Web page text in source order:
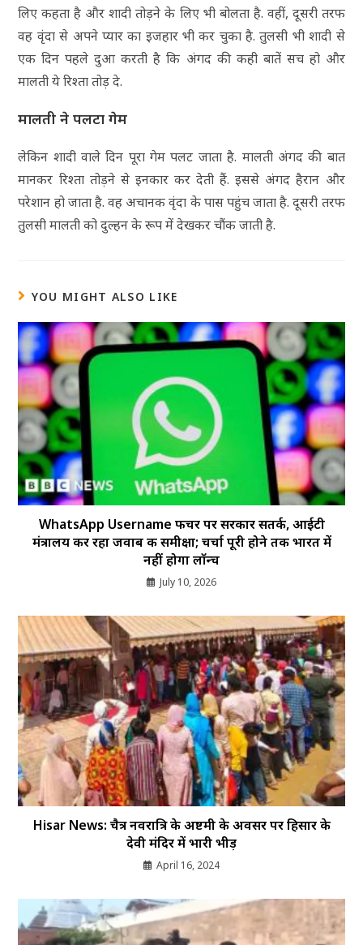
लिए कहता है और शादी तोड़ने के लिए भी बोलता है. वहीं, दूसरी तरफ
वह वृंदा से अपने प्यार का इजहार भी कर चुका है. तुलसी भी शादी से
एक दिन पहले दुआ करती है कि अंगद की कही बातें सच हो और
मालती ये रिश्ता तोड़ दे.
मालती ने पलटा गेम
लेकिन शादी वाले दिन पूरा गेम पलट जाता है. मालती अंगद की बात
मानकर रिश्ता तोड़ने से इनकार कर देती हैं. इससे अंगद हैरान और
परेशान हो जाता है. वह अचानक वृंदा के पास पहुंच जाता है. दूसरी तरफ
तुलसी मालती को दुल्हन के रूप में देखकर चौंक जाती है.
YOU MIGHT ALSO LIKE
WhatsApp Username फीचर पर सरकार सतर्क, आईटी
मंत्रालय कर रहा जवाब की समीक्षा; चर्चा पूरी होने तक भारत में
नहीं होगा लॉन्च
July 10, 2026
Hisar News: चैत्र नवरात्रि के अष्टमी के अवसर पर हिसार के
देवी मंदिर में भारी भीड़
April 16, 2024